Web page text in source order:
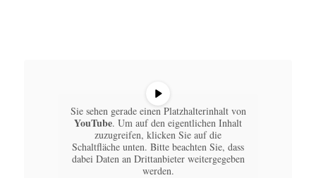
Sie sehen gerade einen Platzhalterinhalt von
YouTube. Um auf den eigentlichen Inhalt
zuzugreifen, klicken Sie auf die
Schaltfläche unten. Bitte beachten Sie, dass
dabei Daten an Drittanbieter weitergegeben
werden.